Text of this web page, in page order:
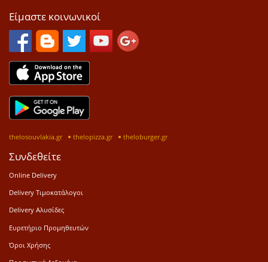
Είμαστε κοινωνικοί
thelosouvlakia.gr thelopizza.gr theloburger.gr
Συνδεθείτε
Online Delivery
Delivery Τιμοκατάλογοι
Delivery Αλυσίδες
Ευρετήριο Προμηθευτών
Όροι Χρήσης